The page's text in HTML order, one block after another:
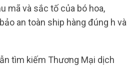
mã và sắc tố của bó hoa,
an toàn ship hàng đúng h và
tìm kiếm Thương Mại dịch